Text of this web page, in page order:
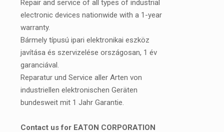
Repair and service of all types of industrial
electronic devices nationwide with a 1-year
warranty.
Bármely típusú ipari elektronikai eszköz
javítása és szervizelése országosan, 1 év
garanciával.
Reparatur und Service aller Arten von
industriellen elektronischen Geräten
bundesweit mit 1 Jahr Garantie.
Contact us for EATON CORPORATION